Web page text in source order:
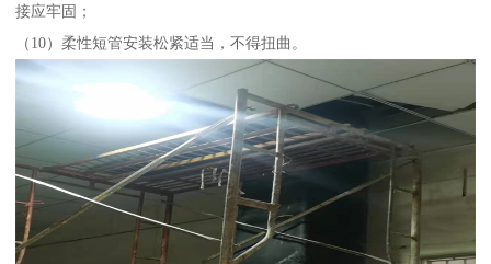
接应牢固；
（10）柔性短管安装松紧适当，不得扭曲。